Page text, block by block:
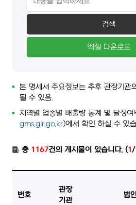
검색
엑셀 다운로드
본 명세서 주요정보는 추후 관장기관
될 수 있음.
지역별 업종별 배출량 통계 및 달성
gms.gir.go.kr)에서 확인 하실 수 있
총 1167건의 게시물이 있습니다. (1/
번호
관장
기관
법